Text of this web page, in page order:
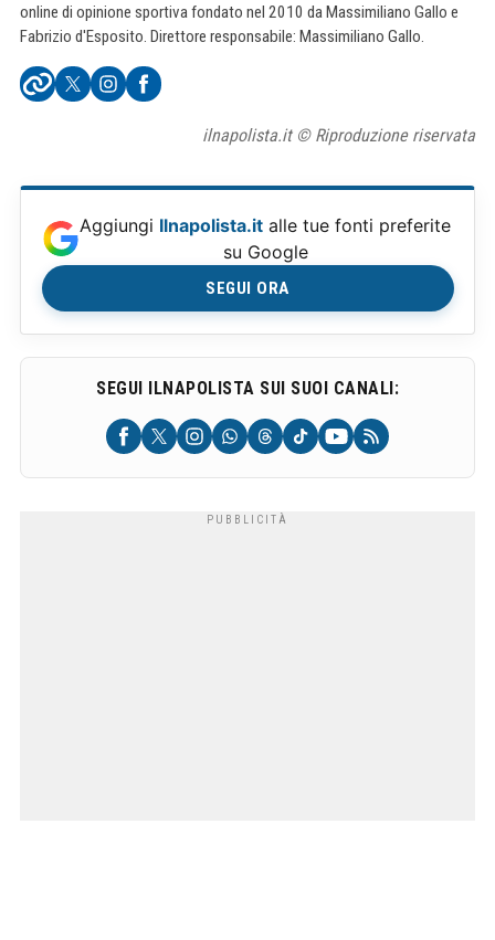
online di opinione sportiva fondato nel 2010 da Massimiliano Gallo e
Fabrizio d'Esposito. Direttore responsabile: Massimiliano Gallo.
ilnapolista.it © Riproduzione riservata
Aggiungi Ilnapolista.it alle tue fonti preferite
su Google
SEGUI ORA
SEGUI ILNAPOLISTA SUI SUOI CANALI: